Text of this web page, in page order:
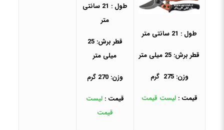
طول : 21 سانتی متر
قطر برش: 25 میلی متر
وزن: 275 گرم
قیمت :لیست قیمت
طول : 21 سانتی
متر
قطر برش: 25
میلی متر
وزن: 270 گرم
قیمت :لیست
قیمت